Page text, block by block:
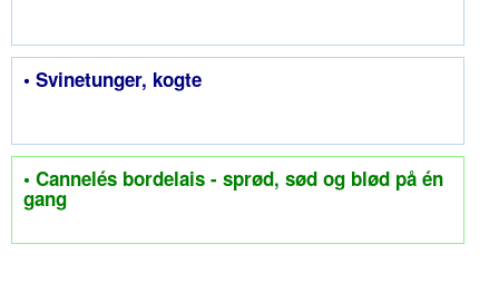
• Svinetunger, kogte
• Cannelés bordelais - sprød, sød og blød på én
gang